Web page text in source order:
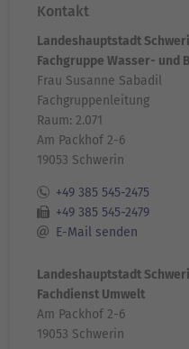
Kontakt
Landeshauptstadt
Fachgruppe Wasser- und
Frau Susanne Sabadil
Fachgruppenleitung
Raum: 2.071
Am Packhof 2-6
19053 Schwerin
+49 385 545-2475
+49 385 545-2479
E-Mail senden
Landeshauptstadt
Fachdienst Umwelt
Am Packhof 2-6
19053 Schwerin